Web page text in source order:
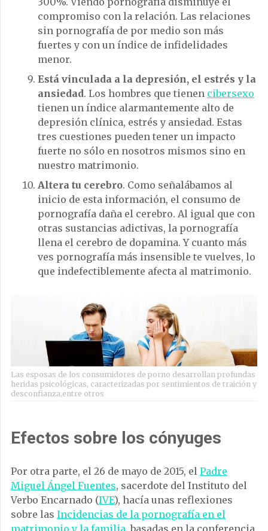
compromiso con la relación. Las relaciones
sin pornografía de por medio son más
fuertes y con un índice de infidelidades
menor.
Está vinculada a la depresión, el estrés y la
ansiedad. Los hombres que tienen cibersexo
tienen un índice alarmantemente alto de
depresión clínica, estrés y ansiedad. Estas
tres cuestiones pueden tener un impacto
fuerte no sólo en nosotros mismos sino en
nuestro matrimonio.
Altera tu cerebro. Como señalábamos al
inicio de esta información, el consumo de
pornografía daña el cerebro. Al igual que con
otras sustancias adictivas, la pornografía
llena el cerebro de dopamina. Y cuanto más
ves pornografía más insensible te vuelves, lo
que indefectiblemente afecta al matrimonio.
Las esposas de los consumidores de porno desarrollan profundas
heridas psicológicas, caracterizadas por sentimientos de traición y
desconfianza,entre otros
Efectos sobre los cónyuges
Por otra parte, el 26 de mayo de 2015, el Padre
Miguel Ángel Fuentes, sacerdote del Instituto del
Verbo Encarnado (IVE), hacía unas reflexiones
sobre las Incidencias de la pornografía en el
matrimonio y la familia, basadas en la conferencia